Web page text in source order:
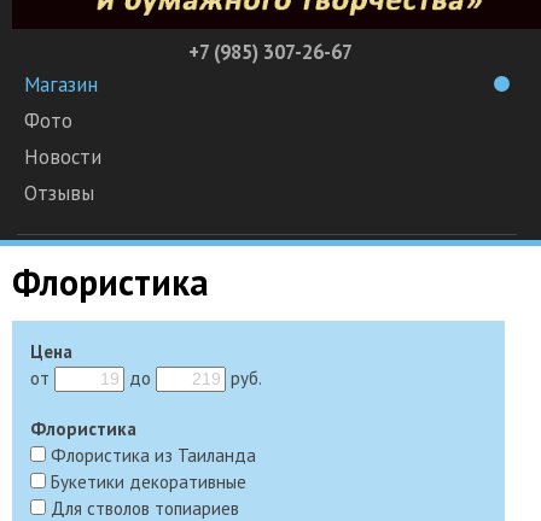
+7 (985) 307-26-67
Магазин
Фото
Новости
Отзывы
Флористика
Цена
от
до руб.
Флористика
Флористика из Таиланда
Букетики декоративные
Для стволов топиариев